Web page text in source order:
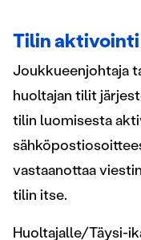
Tilin aktivointi
Joukkueenjohtaja
huoltajan tilit
tilin luomisesta
vastaanottaa
tilin itse.
Huoltajalle/Täysi-